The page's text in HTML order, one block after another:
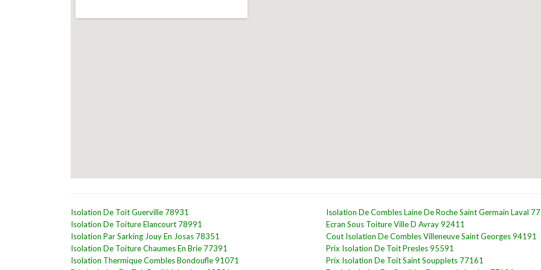
Isolation De Toit Guerville 78931
Isolation De Toiture Elancourt 78991
Isolation Par Sarking Jouy En Josas 78351
Isolation De Toiture Chaumes En Brie 77391
Isolation Thermique Combles Bondoufle 91071
Isolation De Combles Laine De Roche Saint Germain Laval
Ecran Sous Toiture Ville D Avray 92411
Cout Isolation De Combles Villeneuve Saint Georges 94191
Prix Isolation De Toit Presles 95591
Prix Isolation De Toit Saint Soupplets 77161